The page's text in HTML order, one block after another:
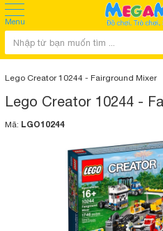
Menu
Lego Creator 10244 - Fairground Mixer
Lego Creator 10244 -
Mã: LGO10244